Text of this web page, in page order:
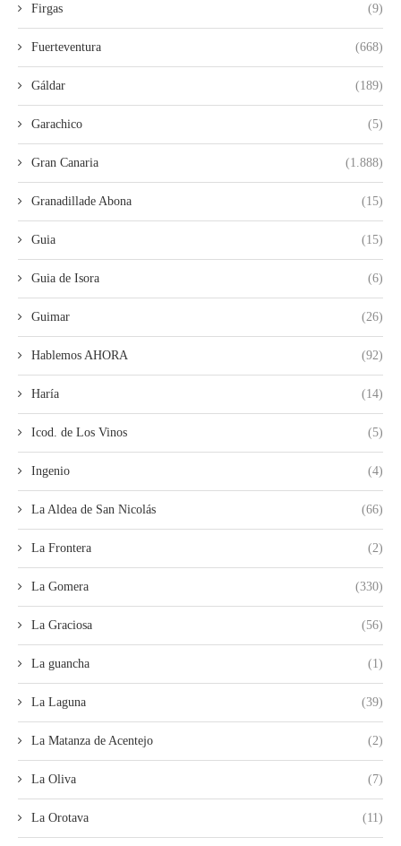
Firgas (9)
Fuerteventura (668)
Gáldar (189)
Garachico (5)
Gran Canaria (1.888)
Granadillade Abona (15)
Guia (15)
Guia de Isora (6)
Guimar (26)
Hablemos AHORA (92)
Haría (14)
Icod. de Los Vinos (5)
Ingenio (4)
La Aldea de San Nicolás (66)
La Frontera (2)
La Gomera (330)
La Graciosa (56)
La guancha (1)
La Laguna (39)
La Matanza de Acentejo (2)
La Oliva (7)
La Orotava (11)